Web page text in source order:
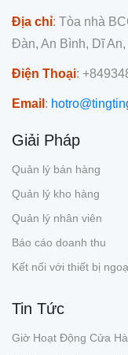
Địa chỉ: Tòa nhà
Đàn, An Bình, Dĩ An,
Điện Thoại:
Email :
Giải Pháp
Quản lý bán hàng
Quản lý kho hàng
Quản lý nhân viên
Báo cáo doanh thu
Kết nối với thiết bị
Tin Tức
Giờ Hoạt Động Cửa